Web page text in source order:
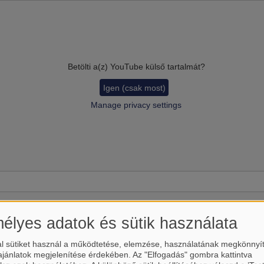
Betölti a(z) YouTube külső tartalmát?
Igen (csak most)
Manage privacy settings
Betölti a(z)YouTube külső tartalmát?
adatok és sütik használata
sütiket használ a működtetése, elemzése, használatának
megjelenítése érdekében. Az "Elfogadás" gombra kattintva